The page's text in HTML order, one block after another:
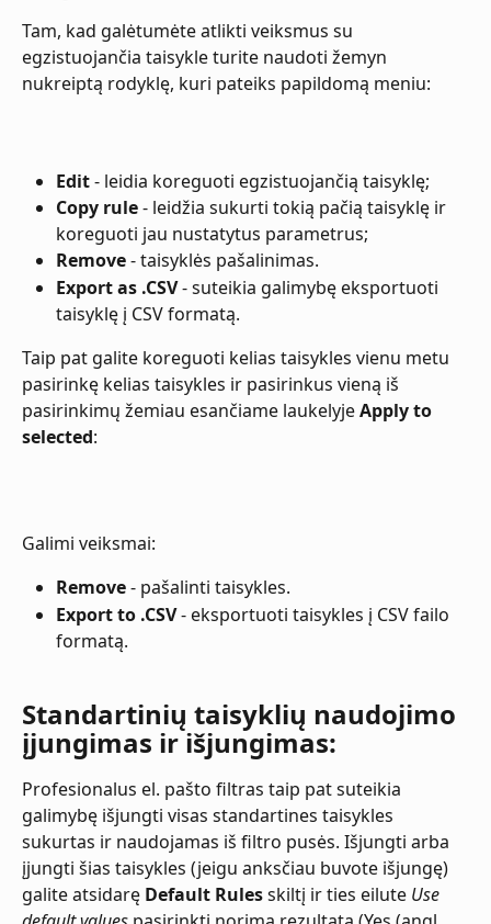
Tam, kad galėtumėte atlikti veiksmus su
egzistuojančia taisykle turite naudoti žemyn
nukreiptą rodyklę, kuri pateiks papildomą meniu:
Edit - leidia koreguoti egzistuojančią taisyklę;
Copy rule - leidžia sukurti tokią pačią taisyklę ir
koreguoti jau nustatytus parametrus;
Remove - taisyklės pašalinimas.
Export as .CSV - suteikia galimybę eksportuoti
taisyklę į CSV formatą.
Taip pat galite koreguoti kelias taisykles vienu metu
pasirinkę kelias taisykles ir pasirinkus vieną iš
pasirinkimų žemiau esančiame laukelyje Apply to
selected:
Galimi veiksmai:
Remove - pašalinti taisykles.
Export to .CSV - eksportuoti taisykles į CSV failo
formatą.
​Standartinių taisyklių naudojimo
įjungimas ir išjungimas:
Profesionalus el. pašto filtras taip pat suteikia
galimybę išjungti visas standartines taisykles
sukurtas ir naudojamas iš filtro pusės. Išjungti arba
įjungti šias taisykles (jeigu anksčiau buvote išjungę)
galite atsidarę Default Rules skiltį ir ties eilute Use